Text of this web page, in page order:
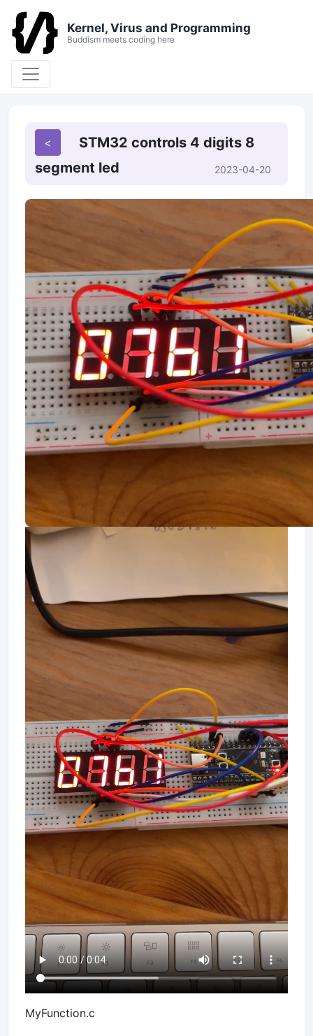
Kernel, Virus and Programming
Buddism meets coding here
STM32 controls 4 digits 8
segment led
2023-04-20
MyFunction.c